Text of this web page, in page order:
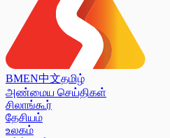
BMEN中文தமிழ்
அண்மைய செய்திகள்
சிலாங்கூர்
தேசியம்
உலகம்